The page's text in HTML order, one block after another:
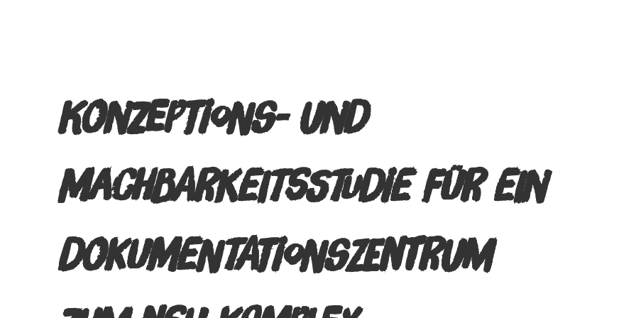
KONZEPTIONS- UND
MACHBARKEITSSTUDIE FÜR EIN
DOKUMENTATIONSZENTRUM